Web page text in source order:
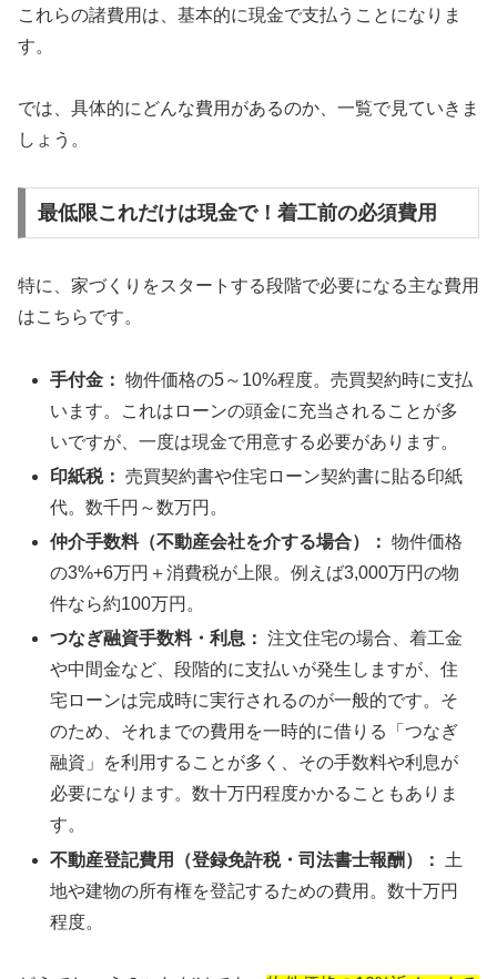
これらの諸費用は、基本的に現金で支払うことになりま
す。
では、具体的にどんな費用があるのか、一覧で見ていきま
しょう。
最低限これだけは現金で！着工前の必須費用
特に、家づくりをスタートする段階で必要になる主な費用
はこちらです。
手付金： 物件価格の5～10%程度。売買契約時に支払
います。これはローンの頭金に充当されることが多
いですが、一度は現金で用意する必要があります。
印紙税： 売買契約書や住宅ローン契約書に貼る印紙
代。数千円～数万円。
仲介手数料（不動産会社を介する場合）： 物件価格
の3%+6万円＋消費税が上限。例えば3,000万円の物
件なら約100万円。
つなぎ融資手数料・利息： 注文住宅の場合、着工金
や中間金など、段階的に支払いが発生しますが、住
宅ローンは完成時に実行されるのが一般的です。そ
のため、それまでの費用を一時的に借りる「つなぎ
融資」を利用することが多く、その手数料や利息が
必要になります。数十万円程度かかることもありま
す。
不動産登記費用（登録免許税・司法書士報酬）：
土
地や建物の所有権を登記するための費用。数十万円
程度。